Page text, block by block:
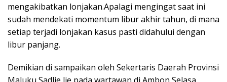
mengakibatkan lonjakan.Apalagi mengingat saat ini
sudah mendekati momentum libur akhir tahun, di mana
setiap terjadi lonjakan kasus pasti didahului dengan
libur panjang.
Demikian di sampaikan oleh Sekertaris Daerah Provinsi